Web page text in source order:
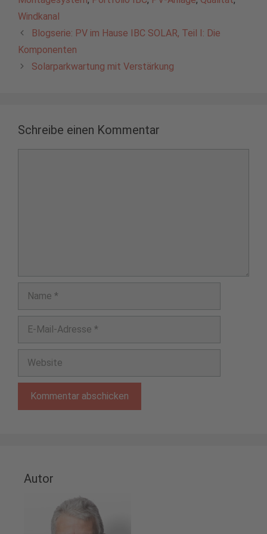
Windkanal
Blogserie: PV im Hause IBC SOLAR, Teil I: Die
Komponenten
Solarparkwartung mit Verstärkung
Schreibe einen Kommentar
Mail-
Adresse
Autor